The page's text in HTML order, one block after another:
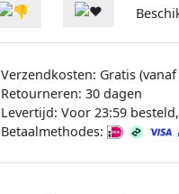
Verzendkosten: Gratis (vanaf
Retourneren: 30 dagen
Levertijd: Voor 23:59
Betaalmethodes: